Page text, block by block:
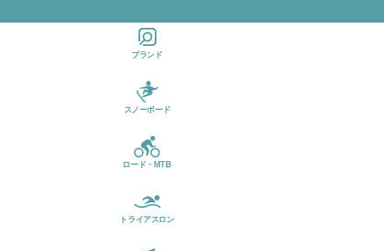
検索
状態を保存
ログイン
パスワードを
お忘れですか
トに
商品
りま
せん
ブランド
スノーボード
ロード・MTB
トライアスロン